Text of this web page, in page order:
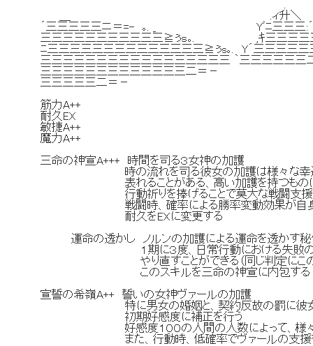
＿ .ィ升＼ .｡ｚ七T三三三三
´三三三三三ニ＝=- ｡. _ Yﾞﾆ三三三:´三三
三三三三三三三三三三三≧ぅｓ｡. ,ｷ三三三三三
ﾆ三三三三三三三三三三三三三三≧ぅs｡. Y´三三三三三
三三三三三三三三三三三三三三三三三 ｀三三三三三三
三三三三三三三三三三三三三二＝－
三三三三三二＝－
筋力A++
耐久EX
敏捷A++
魔力A++
三命の神宣A+++ 時間を司る３女神の加護
時の流れを司る彼女の加護は様々な幸運や未
表れることがある、高い加護を持つものは時
行動祈りを捧げることで莫大な戦闘支援を受
戦闘時、確率による勝率変動効果が自身に
耐久をEXに変更する
運命の透かし ノルンの加護による運命を透かす秘
１期に３度、日常行動における失敗の判定
やり直すことができる（同じ判定にこのスキ
このスキルを三命の神宣に内包する
宣誓の希嶺A++ 誓いの女神ヴァールの加護
特に男女の婚姻と、契約反故の罰に彼女
初期好感度に補正を行う
好感度１００の人間の人数によって、様々な
また、行動時、低確率でヴァールの支援